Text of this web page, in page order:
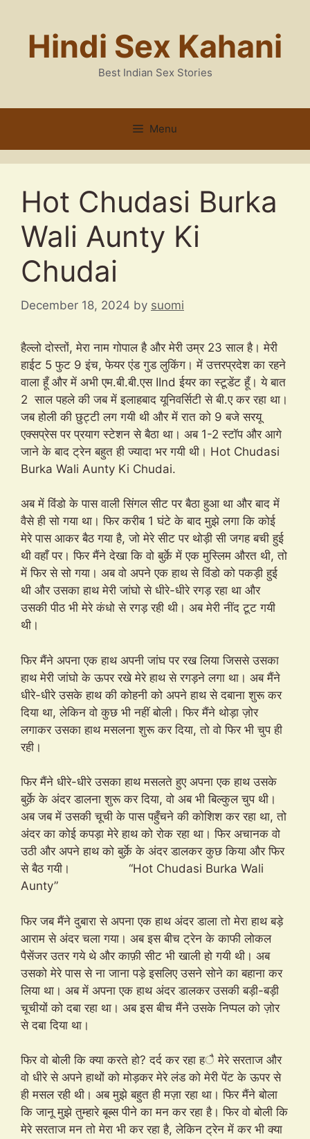
contentHindi Sex Kahani
Best Indian Sex Stories
Menu
Hot Chudasi Burka
Wali Aunty Ki
Chudai
December 18, 2024 by suomi
हैल्लो दोस्तों, मेरा नाम गोपाल है और मेरी उम्र 23 साल है। मेरी
हाईट 5 फुट 9 इंच, फेयर एंड गुड लुकिंग। में उत्तरप्रदेश का रहने
वाला हूँ और में अभी एम.बी.बी.एस IInd ईयर का स्टूडेंट हूँ। ये बात
2 साल पहले की जब में इलाहबाद यूनिवर्सिटी से बी.ए कर रहा था।
जब होली की छुट्टी लग गयी थी और में रात को 9 बजे सरयू
एक्सप्रेस पर प्रयाग स्टेशन से बैठा था। अब 1-2 स्टॉप और आगे
जाने के बाद ट्रेन बहुत ही ज्यादा भर गयी थी। Hot Chudasi
Burka Wali Aunty Ki Chudai.
अब में विंडो के पास वाली सिंगल सीट पर बैठा हुआ था और बाद में
वैसे ही सो गया था। फिर करीब 1 घंटे के बाद मुझे लगा कि कोई
मेरे पास आकर बैठ गया है, जो मेरे सीट पर थोड़ी सी जगह बची हुई
थी वहाँ पर। फिर मैंने देखा कि वो बुर्क़े में एक मुस्लिम औरत थी, तो
में फिर से सो गया। अब वो अपने एक हाथ से विंडो को पकड़ी हुई
थी और उसका हाथ मेरी जांघो से धीरे-धीरे रगड़ रहा था और
उसकी पीठ भी मेरे कंधो से रगड़ रही थी। अब मेरी नींद टूट गयी
थी।
फिर मैंने अपना एक हाथ अपनी जांघ पर रख लिया जिससे उसका
हाथ मेरी जांघो के ऊपर रखे मेरे हाथ से रगड़ने लगा था। अब मैंने
धीरे-धीरे उसके हाथ की कोहनी को अपने हाथ से दबाना शुरू कर
दिया था, लेकिन वो कुछ भी नहीं बोली। फिर मैंने थोड़ा ज़ोर
लगाकर उसका हाथ मसलना शुरू कर दिया, तो वो फिर भी चुप ही
रही।
फिर मैंने धीरे-धीरे उसका हाथ मसलते हुए अपना एक हाथ उसके
बुर्क़े के अंदर डालना शुरू कर दिया, वो अब भी बिल्कुल चुप थी।
अब जब में उसकी चूची के पास पहुँचने की कोशिश कर रहा था, तो
अंदर का कोई कपड़ा मेरे हाथ को रोक रहा था। फिर अचानक वो
उठी और अपने हाथ को बुर्क़े के अंदर डालकर कुछ किया और फिर
से बैठ गयी। “Hot Chudasi Burka Wali
Aunty”
फिर जब मैंने दुबारा से अपना एक हाथ अंदर डाला तो मेरा हाथ बड़े
आराम से अंदर चला गया। अब इस बीच ट्रेन के काफी लोकल
पैसेंजर उतर गये थे और काफ़ी सीट भी खाली हो गयी थी। अब
उसको मेरे पास से ना जाना पड़े इसलिए उसने सोने का बहाना कर
लिया था। अब में अपना एक हाथ अंदर डालकर उसकी बड़ी-बड़ी
चूचीयों को दबा रहा था। अब इस बीच मैंने उसके निप्पल को ज़ोर
से दबा दिया था।
फिर वो बोली कि क्या करते हो? दर्द कर रहा है मेरे सरताज और
वो धीरे से अपने हाथों को मोड़कर मेरे लंड को मेरी पेंट के ऊपर से
ही मसल रही थी। अब मुझे बहुत ही मज़ा रहा था। फिर मैंने बोला
कि जानू मुझे तुम्हारे बूब्स पीने का मन कर रहा है। फिर वो बोली कि
मेरे सरताज मन तो मेरा भी कर रहा है, लेकिन ट्रेन में कर भी क्या